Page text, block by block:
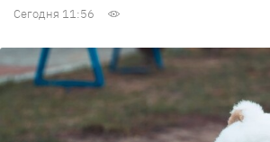
Сегодня 11:56